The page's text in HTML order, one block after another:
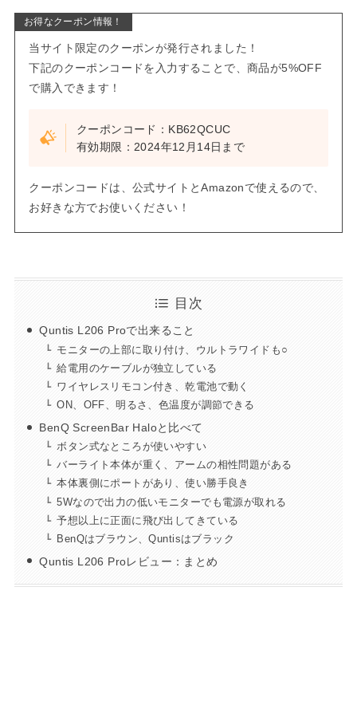
お得なクーポン情報！
当サイト限定のクーポンが発行されました！
下記のクーポンコードを入力することで、商品が5%OFF
で購入できます！
クーポンコード：KB62QCUC
有効期限：2024年12月14日まで
クーポンコードは、公式サイトとAmazonで使えるので、
お好きな方でお使いください！
目次
Quntis L206 Proで出来ること
モニターの上部に取り付け、ウルトラワイドも○
給電用のケーブルが独立している
ワイヤレスリモコン付き、乾電池で動く
ON、OFF、明るさ、色温度が調節できる
BenQ ScreenBar Haloと比べて
ボタン式なところが使いやすい
バーライト本体が重く、アームの相性問題がある
本体裏側にポートがあり、使い勝手良き
5Wなので出力の低いモニターでも電源が取れる
予想以上に正面に飛び出してきている
BenQはブラウン、Quntisはブラック
Quntis L206 Proレビュー：まとめ